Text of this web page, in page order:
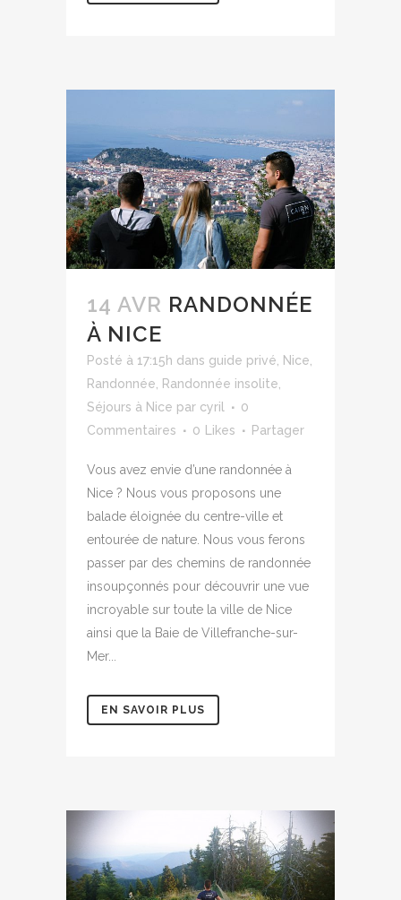
14 AVR RANDONNÉE
À NICE
Posté à 17:15h dans guide privé Nice
Randonnée Randonnée insolite
Séjours à Nice par cyril
0
Commentaires
0 Likes Partager
Vous avez envie d’une randonnée à
Nice ? Nous vous proposons une
balade éloignée du centre-ville et
entourée de nature. Nous vous ferons
passer par des chemins de randonnée
insoupçonnés pour découvrir une vue
incroyable sur toute la ville de Nice
ainsi que la Baie de Villefranche-sur-
Mer...
EN SAVOIR PLUS